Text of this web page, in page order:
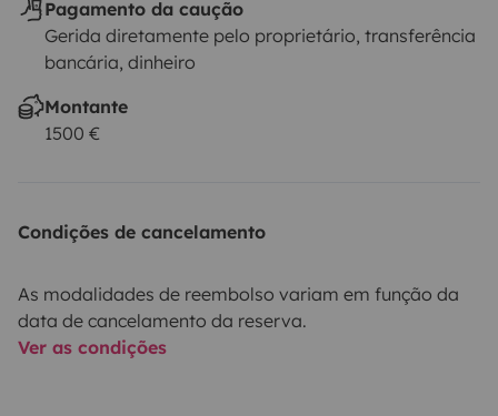
Pagamento da caução
Gerida diretamente pelo proprietário, transferência
bancária, dinheiro
Montante
1500 €
Condições de cancelamento
As modalidades de reembolso variam em função da
data de cancelamento da reserva.
Ver as condições